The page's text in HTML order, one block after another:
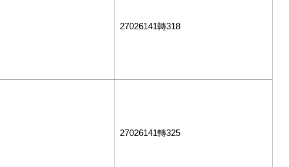
27026141轉318
27026141轉325